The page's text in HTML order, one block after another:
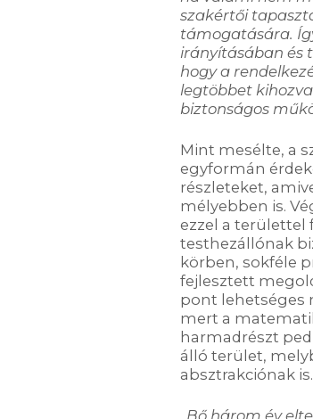
szakértői
támogatására.
irányításában és
hogy a
legtöbbet
biztonságos
Mint mesélte, a
egyformán
részleteket,
mélyebben is.
ezzel a területtel
testhezállónak
körben, sokféle
fejlesztett
pont lehetséges
mert a
harmadrészt
álló terület,
absztrakciónak is.